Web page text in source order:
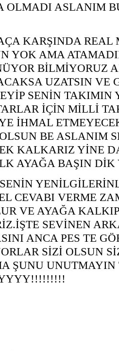
ASLANIM
KARŞINDA REAL
YOK AMA
BİLMİYORUZ
UZATSIN VE
SENİN TAKIMIN
İÇİN MİLLİ
İHMAL
BE ASLANIM
KALKARIZ YİNE
AYAĞA BAŞIN DİK
CEVABI VERME
VE AYAĞA
SEVİNEN
ANCA PES TE
SİZİ OLSUN
ŞUNU